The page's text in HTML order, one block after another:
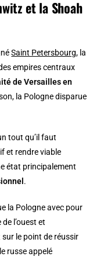
et la Shoah
Saint Petersbourg, la
empires centraux
de Versailles en
la Pologne disparue
tout qu’il faut
et rendre viable
état principalement
.
la Pologne avec pour
l’ouest et
le point de réussir
russe appelé